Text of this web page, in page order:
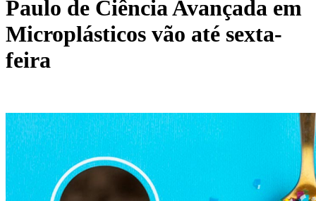
Paulo de Ciência Avançada em
Microplásticos vão até sexta-
feira